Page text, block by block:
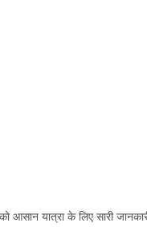
यात्रा के लिए सारी